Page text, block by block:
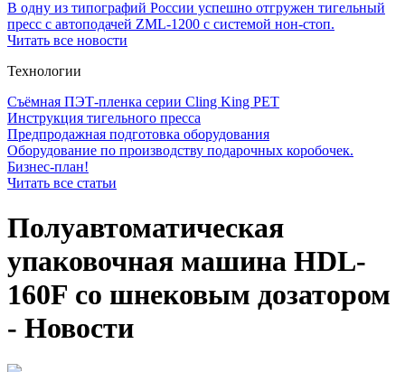
В одну из типографий России успешно отгружен тигельный
пресс с автоподачей ZML-1200 с системой нон-стоп.
Читать все новости
Технологии
Съёмная ПЭТ-пленка серии Cling King PET
Инструкция тигельного пресса
Предпродажная подготовка оборудования
Оборудование по производству подарочных коробочек.
Бизнес-план!
Читать все статьи
Полуавтоматическая
упаковочная машина HDL-
160F со шнековым дозатором
- Новости